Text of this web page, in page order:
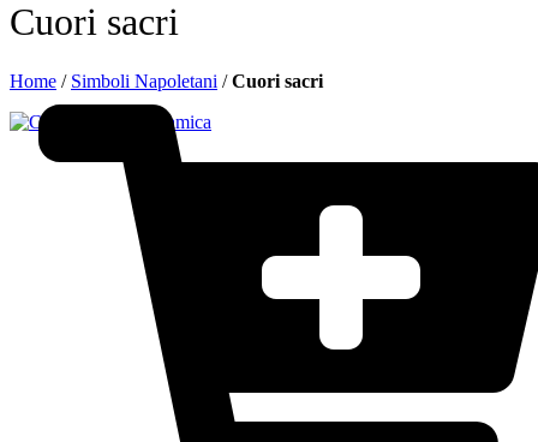
Cuori sacri
Home / Simboli Napoletani /Cuori sacri